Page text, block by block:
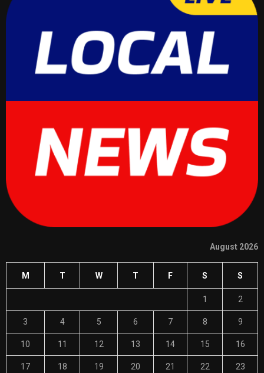
August 2026
M T W T F S S
1 2
3 4 5 6 7 8 9
10 11 12 13 14 15 16
17 18 19 20 21 22 23